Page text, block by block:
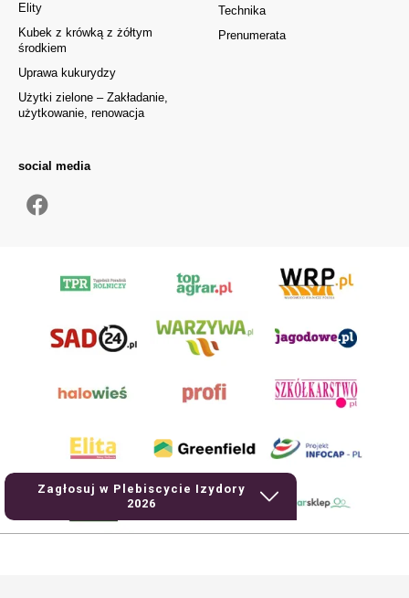
Zagłosuj w Plebiscycie Izydory
2026
Technika
Prenumerata
Elity
Kubek z krówką z żółtym
środkiem
Uprawa kukurydzy
Użytki zielone – Zakładanie,
użytkowanie, renowacja
social media